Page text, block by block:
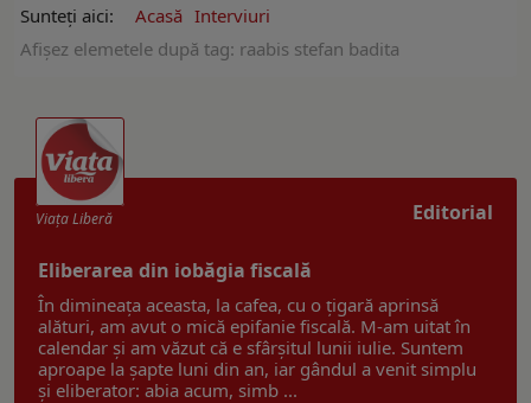
Sunteți aici: Acasă Interviuri
Afişez elemetele după tag: raabis stefan badita
Editorial
Viaţa Liberă
Eliberarea din iobăgia fiscală
În dimineața aceasta, la cafea, cu o țigară aprinsă
alături, am avut o mică epifanie fiscală. M-am uitat în
calendar și am văzut că e sfârșitul lunii iulie. Suntem
aproape la șapte luni din an, iar gândul a venit simplu
și eliberator: abia acum, simb ...